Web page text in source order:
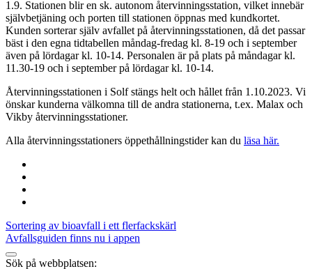
1.9. Stationen blir en sk. autonom återvinningsstation, vilket innebär
självbetjäning och porten till stationen öppnas med kundkortet.
Kunden sorterar själv avfallet på återvinningsstationen, då det passar
bäst i den egna tidtabellen måndag-fredag kl. 8-19 och i september
även på lördagar kl. 10-14. Personalen är på plats på måndagar kl.
11.30-19 och i september på lördagar kl. 10-14.
Återvinningsstationen i Solf stängs helt och hållet från 1.10.2023. Vi
önskar kunderna välkomna till de andra stationerna, t.ex. Malax och
Vikby återvinningsstationer.
Alla återvinningsstationers öppethållningstider kan du läsa här.
email
Inläggsnavigering
Sortering av bioavfall i ett flerfackskärl
Avfallsguiden finns nu i appen
Tillbaka
Sök på webbplatsen: